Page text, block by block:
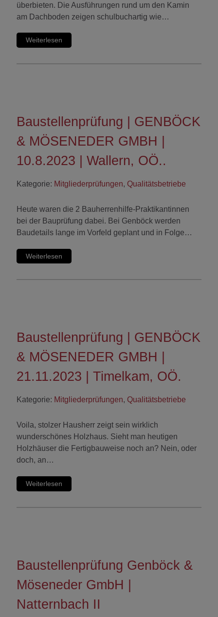
überbieten. Die Ausführungen rund um den Kamin
am Dachboden zeigen schulbuchartig wie…
Weiterlesen
Baustellenprüfung | GENBÖCK
& MÖSENEDER GMBH |
10.8.2023 | Wallern, OÖ..
Kategorie: Mitgliederprüfungen, Qualitätsbetriebe
Heute waren die 2 Bauherrenhilfe-Praktikantinnen
bei der Bauprüfung dabei. Bei Genböck werden
Baudetails lange im Vorfeld geplant und in Folge…
Weiterlesen
Baustellenprüfung | GENBÖCK
& MÖSENEDER GMBH |
21.11.2023 | Timelkam, OÖ.
Kategorie: Mitgliederprüfungen, Qualitätsbetriebe
Voila, stolzer Hausherr zeigt sein wirklich
wunderschönes Holzhaus. Sieht man heutigen
Holzhäuser die Fertigbauweise noch an? Nein, oder
doch, an…
Weiterlesen
Baustellenprüfung Genböck &
Möseneder GmbH |
Natternbach II